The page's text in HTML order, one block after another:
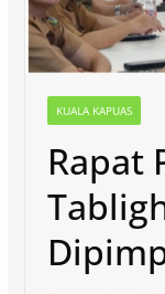
KUALA KAPUAS
Rapat